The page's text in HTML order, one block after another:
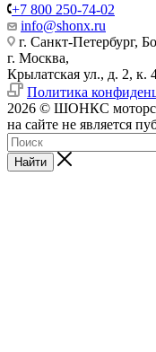
+7 800 250-74-02
info@shonx.ru
г. Санкт-Петербург,
г. Москва,
Крылатская ул., д. 2, к.
Политика
2026 © ШОНКС
на сайте не является
Найти